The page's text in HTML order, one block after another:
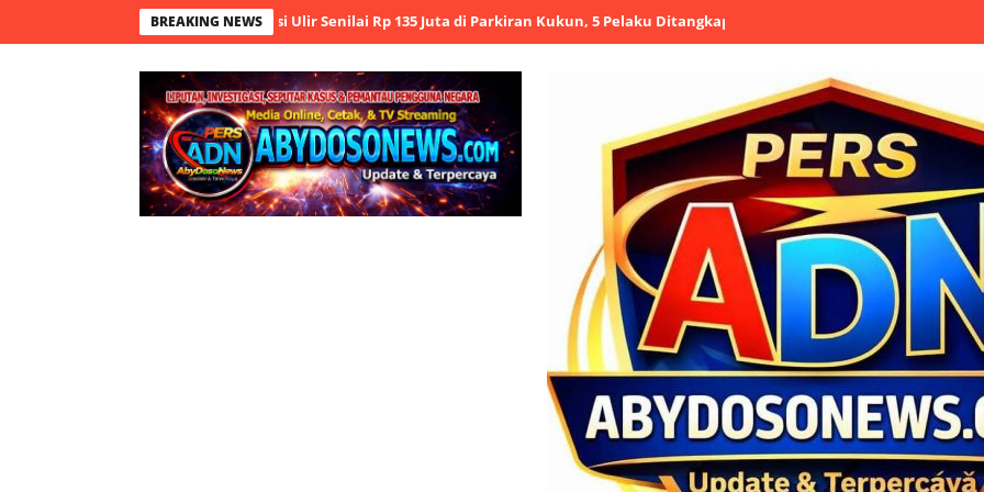
BREAKING NEWS
Aksi Pencurian Besi Ulir Senilai Rp 135 Juta di Parkiran Kukun, 5 Pelaku Ditangkap Polres Serang Salurkan 8.000 Liter Air